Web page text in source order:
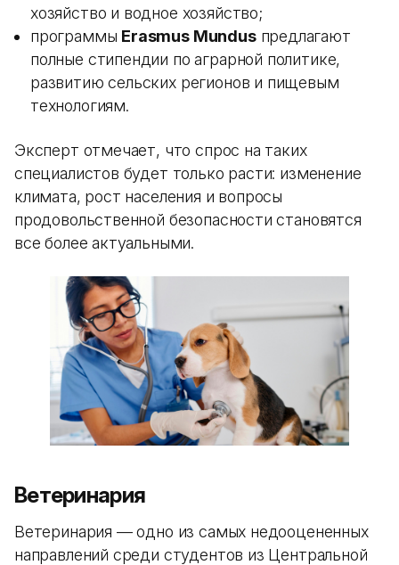
хозяйство и водное хозяйство;
программы Erasmus Mundusпредлагают
полные стипендии по аграрной политике,
развитию сельских регионов и пищевым
технологиям.
Эксперт отмечает, что спрос на таких
специалистов будет только расти: изменение
климата, рост населения и вопросы
продовольственной безопасности становятся
все более актуальными.
Ветеринария
Ветеринария — одно из самых недооцененных
направлений среди студентов из Центральной